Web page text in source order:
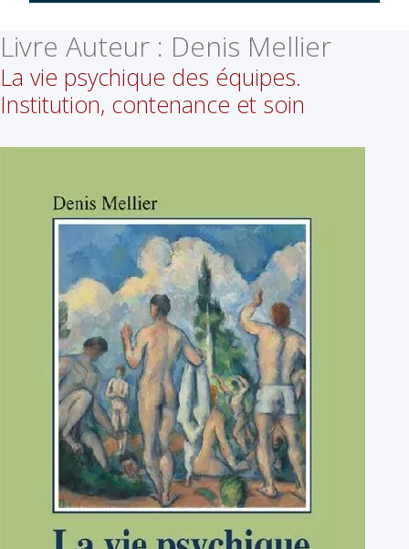
Livre Auteur : Denis Mellier
La vie psychique des équipes.
Institution, contenance et soin